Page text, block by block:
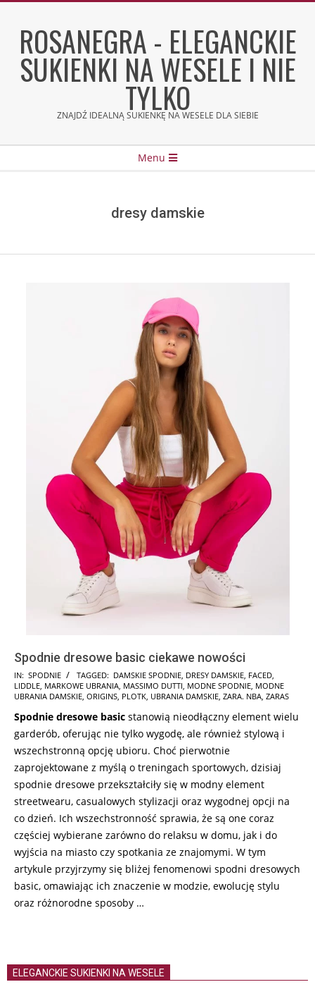
contentROSANEGRA - ELEGANCKIE
SUKIENKI NA WESELE I NIE
TYLKO
ZNAJDŹ IDEALNĄ SUKIENKĘ NA WESELE DLA SIEBIE
Menu
dresy damskie
Spodnie dresowe basic ciekawe nowości
2024-
12-
IN: SPODNIE TAGGED: DAMSKIE SPODNIE, DRESY DAMSKIE, FACED,
LIDDLE, MARKOWE UBRANIA, MASSIMO DUTTI, MODNE SPODNIE, MODNE
UBRANIA DAMSKIE, ORIGINS, PLOTK, UBRANIA DAMSKIE, ZARA. NBA, ZARAS
Spodnie dresowe basic stanowią nieodłączny element wielu
garderób, oferując nie tylko wygodę, ale również stylową i
wszechstronną opcję ubioru. Choć pierwotnie
zaprojektowane z myślą o treningach sportowych, dzisiaj
spodnie dresowe przekształciły się w modny element
streetwearu, casualowych stylizacji oraz wygodnej opcji na
co dzień. Ich wszechstronność sprawia, że są one coraz
częściej wybierane zarówno do relaksu w domu, jak i do
wyjścia na miasto czy spotkania ze znajomymi. W tym
artykule przyjrzymy się bliżej fenomenowi spodni dresowych
basic, omawiając ich znaczenie w modzie, ewolucję stylu
oraz różnorodne sposoby …
ELEGANCKIE SUKIENKI NA WESELE